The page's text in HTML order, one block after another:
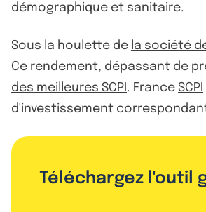
démographique et sanitaire.
Sous la houlette de la société
Ce rendement, dépassant de
des meilleures SCPI . France SCPI
d'investissement
Téléchargez l'outil